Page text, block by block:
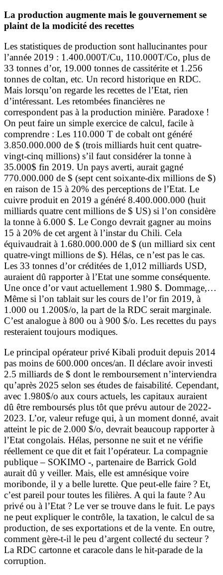
La production augmente mais le gouvernement se
plaint de la modicité des recettes
Les statistiques de production sont hallucinantes pour
l’année 2019 : 1.400.000T/Cu, 110.000T/Co, plus de
33 tonnes d’or, 19.000 tonnes de cassitérite et 1.256
tonnes de coltan, etc. Un record historique en RDC.
Mais lorsqu’on regarde les recettes de l’Etat, rien
d’intéressant. Les retombées financières ne
correspondent pas à la production minière. Paradoxe !
On peut faire un simple exercice de calcul, facile à
comprendre : Les 110.000 T de cobalt ont généré
3.850.000.000 de $ (trois milliards huit cent quatre-
vingt-cinq millions) s’il faut considérer la tonne à
35.000$ fin 2019. Un pays averti, aurait gagné
770.000.000 de $ (sept cent soixante-dix millions de $)
en raison de 15 à 20% des perceptions de l’Etat. Le
cuivre produit en 2019 a généré 8.400.000.000 (huit
milliards quatre cent millions de $ US) si l’on considère
la tonne à 6.000 $. Le Congo devrait gagner au moins
15 à 20% de cet argent à l’instar du Chili. Cela
équivaudrait à 1.680.000.000 de $ (un milliard six cent
quatre-vingt millions de $). Hélas, ce n’est pas le cas.
Les 33 tonnes d’or créditées de 1,012 milliards USD,
auraient dû rapporter à l’Etat une somme conséquente.
Une once d’or vaut actuellement 1.980 $. Dommage,…
Même si l’on tablait sur les cours de l’or fin 2019, à
1.000 ou 1.200$/o, la part de la RDC serait marginale.
C’est analogue à 800 ou à 900 $/o. Les recettes du pays
resteraient toujours modiques.
Le principal opérateur privé Kibali produit depuis 2014
pas moins de 600.000 onces/an. Il déclare avoir investi
2.5 milliards de $ dont le remboursement n’interviendra
qu’après 2025 selon ses études de faisabilité. Cependant,
avec 1.980$/o aux cours actuels, les capitaux auraient
dû être remboursés plus tôt que prévu autour de 2022-
2023. L’or, valeur refuge qui, à un moment donné, avait
atteint le pic de 2.000 $/o, devrait beaucoup rapporter à
l’Etat congolais. Hélas, personne ne suit et ne vérifie
réellement ce que dit et fait l’opérateur. La compagnie
publique – SOKIMO -, partenaire de Barrick Gold
aurait dû y veiller. Mais, elle est amnésique voire
moribonde, il y a belle lurette. Que peut-elle faire ? Et,
c’est pareil pour toutes les filières. A qui la faute ? Au
privé ou à l’Etat ? Le ver se trouve dans le fuit. Le pays
ne peut expliquer le contrôle, la taxation, le calcul de sa
production, de ses exportations et de la vente. En outre,
comment gère-t-il le peu d’argent collecté du secteur ?
La RDC cartonne et caracole dans le hit-parade de la
corruption.